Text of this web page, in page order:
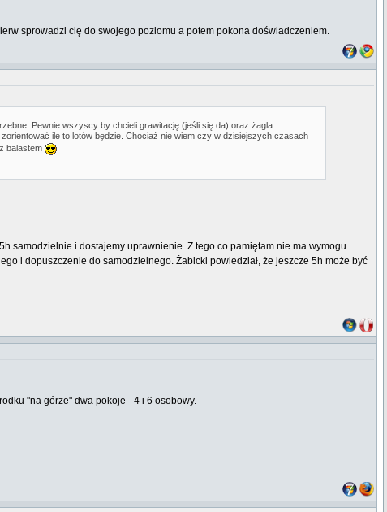
sprowadzi cię do swojego poziomu a potem pokona doświadczeniem.
Pewnie wszyscy by chcieli grawitację (jeśli się da) oraz żagla.
ile to lotów będzie. Chociaż nie wiem czy w dzisiejszych czasach
balastem
samodzielnie i dostajemy uprawnienie. Z tego co pamiętam nie ma wymogu
i dopuszczenie do samodzielnego. Żabicki powiedział, że jeszcze 5h może być
"na górze" dwa pokoje - 4 i 6 osobowy.